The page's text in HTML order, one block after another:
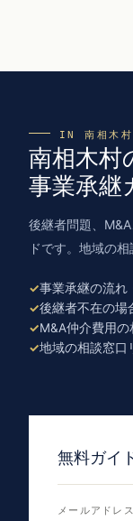
IN 南相木
南相木村
事業承継
後継者問題、
ドです。地域の
事業承継の流れ
後継者不在の場
M&A仲介費用
地域の相談窓口
無料ガイ
メールアドレ